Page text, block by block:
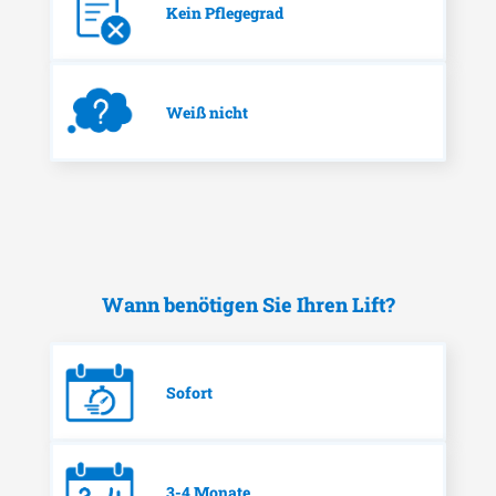
Kein Pflegegrad
Weiß nicht
Wann benötigen Sie Ihren Lift?
Sofort
3-4 Monate